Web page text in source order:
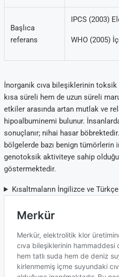
Başlıca
referans
IPCS (2003)
WHO (2005)
İnorganik cıva bileşiklerinin
kısa süreli hem de uzun süreli
etkiler arasında artan mutlak ve
hipoalbuminemi bulunur.
sonuçlanır; nihai hasar
bölgelerde bazı benign tümörlerin
genotoksik aktiviteye sahip
göstermektedir.
Kısaltmaların İngilizce ve